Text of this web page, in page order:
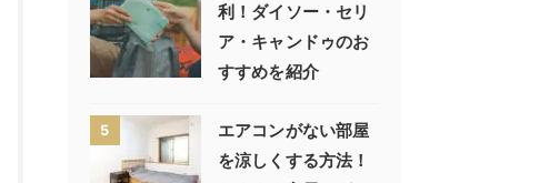
利！ダイソー・セリ
ア・キャンドゥのお
すすめを紹介
5
エアコンがない部屋
を涼しくする方法！